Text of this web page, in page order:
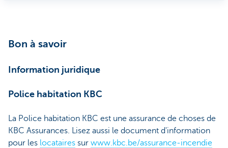
Bon à savoir
Information juridique
Police habitation KBC
La Police habitation KBC est une assurance de choses de
KBC Assurances. Lisez aussi le document d'information
pour les locataires sur www.kbc.be/assurance-incendie